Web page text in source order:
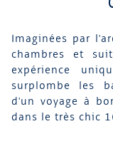
Imaginées par
chambres et
expérience
surplombe les
d'un voyage à
dans le très chic